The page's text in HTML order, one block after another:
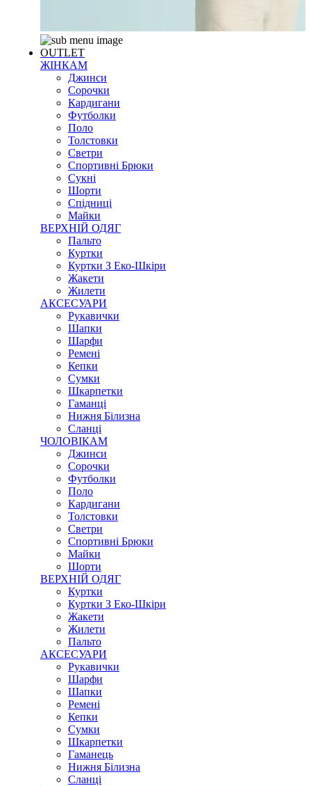
OUTLET
ЖІНКАМ
Джинси
Сорочки
Кардигани
Футболки
Поло
Толстовки
Светри
Спортивні Брюки
Сукні
Шорти
Спідниці
Майки
ВЕРХНІЙ ОДЯГ
Пальто
Куртки
Куртки З Еко-Шкіри
Жакети
Жилети
АКСЕСУАРИ
Рукавички
Шапки
Шарфи
Ремені
Кепки
Сумки
Шкарпетки
Гаманці
Нижня Білизна
Сланці
ЧОЛОВІКАМ
Джинси
Сорочки
Футболки
Поло
Кардигани
Толстовки
Светри
Спортивні Брюки
Майки
Шорти
ВЕРХНІЙ ОДЯГ
Куртки
Куртки З Еко-Шкіри
Жакети
Жилети
Пальто
АКСЕСУАРИ
Рукавички
Шарфи
Шапки
Ремені
Кепки
Сумки
Шкарпетки
Гаманець
Нижня Білизна
Сланці